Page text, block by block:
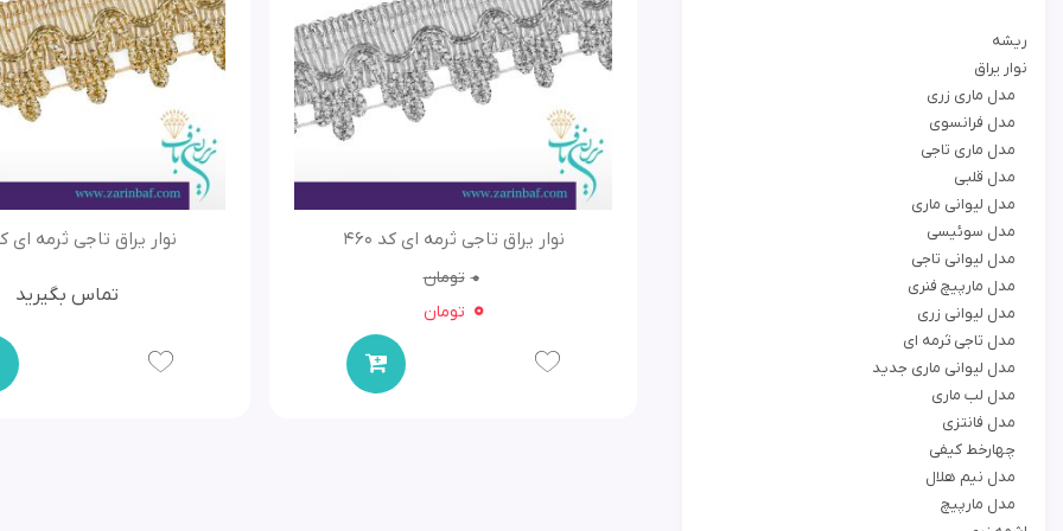
نوار یراق تاجی ثرمه ای کد 460
0 تومان
0 تومان
نوار یراق تاجی ثرمه ای کد
تماس بگیرید
ریشه
نوار یراق
مدل ماری زری
مدل فرانسوی
مدل ماری تاجی
مدل قلبی
مدل لیوانی ماری
مدل سوئیسی
مدل لیوانی تاجی
مدل مارپیچ فنری
مدل لیوانی زری
مدل تاجی ثرمه ای
مدل لیوانی ماری جدید
مدل لب ماری
مدل فانتزی
چهارخط کیفی
مدل نیم هلال
مدل مارپیچ